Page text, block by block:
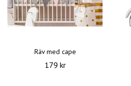
Räv med cape
179 kr